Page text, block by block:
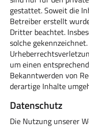
gestattet. Soweit die
Betreiber erstellt
Dritter beachtet.
solche
um einen
Bekanntwerden von
derartige Inhalte
Datenschutz
Die Nutzung unserer